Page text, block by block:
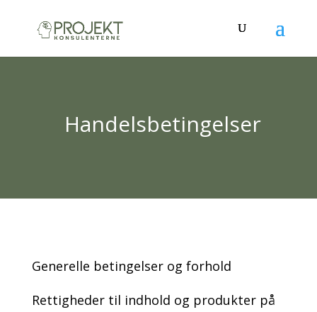
Handelsbetingelser
Generelle betingelser og forhold
Rettigheder til indhold og produkter på